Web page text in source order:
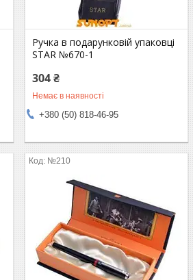
Ручка в подарунковій упаковці
STAR №670-1
304 ₴
Немає в наявності
+380 (50) 818-46-95
№210